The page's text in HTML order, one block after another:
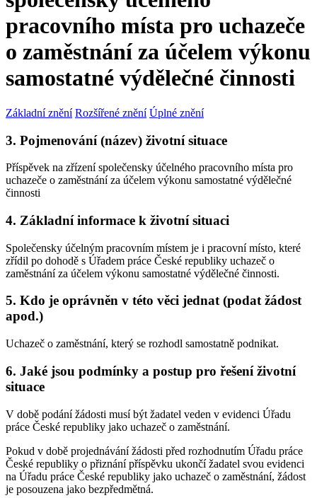
pracovního místa pro uchazeče
o zaměstnání za účelem výkonu
samostatné výdělečné činnosti
Základní znění Rozšířené znění Úplné znění
3. Pojmenování (název) životní situace
Příspěvek na zřízení společensky účelného pracovního místa pro
uchazeče o zaměstnání za účelem výkonu samostatné výdělečné
činnosti
4. Základní informace k životní situaci
Společensky účelným pracovním místem je i pracovní místo, které
zřídil po dohodě s Úřadem práce České republiky uchazeč o
zaměstnání za účelem výkonu samostatné výdělečné činnosti.
5. Kdo je oprávněn v této věci jednat (podat žádost
apod.)
Uchazeč o zaměstnání, který se rozhodl samostatně podnikat.
6. Jaké jsou podmínky a postup pro řešení životní
situace
V době podání žádosti musí být žadatel veden v evidenci Úřadu
práce České republiky jako uchazeč o zaměstnání.
Pokud v době projednávání žádosti před rozhodnutím Úřadu práce
České republiky o přiznání příspěvku ukončí žadatel svou evidenci
na Úřadu práce České republiky jako uchazeč o zaměstnání, žádost
je posouzena jako bezpředmětná.